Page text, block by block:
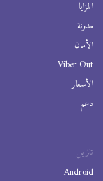
المزايا
مدونة
الأمان
Viber Out
الأسعار
دعم
تنزيل
Android